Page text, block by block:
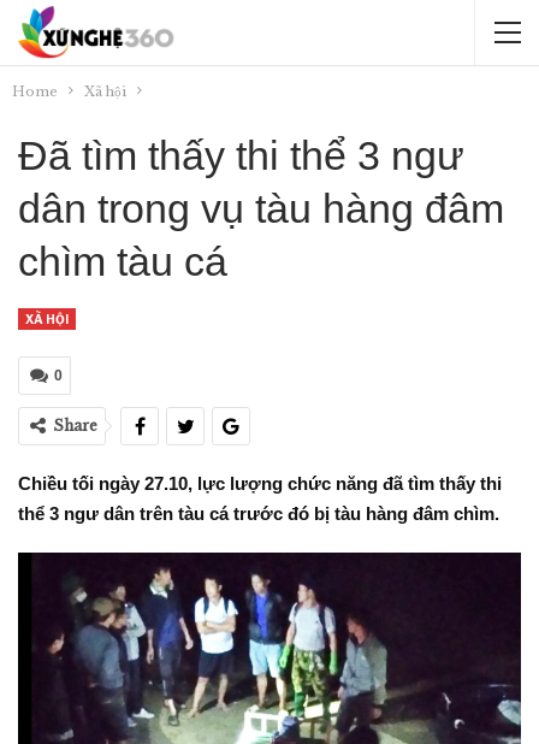
Home Xã hội
Đã tìm thấy thi thể 3 ngư
dân trong vụ tàu hàng đâm
chìm tàu cá
XÃ HỘI
0
Share
Chiều tối ngày 27.10, lực lượng chức năng đã tìm thấy thi
thể 3 ngư dân trên tàu cá trước đó bị tàu hàng đâm chìm.